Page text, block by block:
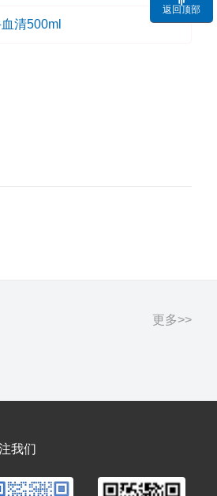
清500ml
更多>>
我们
返回顶部